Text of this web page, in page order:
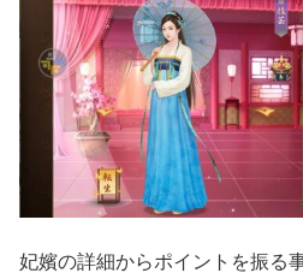
妃嬪の詳細からポイントを振る